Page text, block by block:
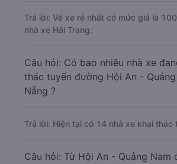
Trả lời: Vé xe rẻ nhất có mức giá là
nhà xe Hải Trang.
Câu hỏi: Có bao nhiêu nhà xe
thác tuyến đường Hội An -
Nẵng ?
Trả lời: Hiện tại có 14 nhà xe khai thác
Câu hỏi: Từ Hội An - Quảng Nam